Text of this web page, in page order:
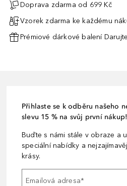
Doprava zdarma od 699 Kč
Vzorek zdarma ke každému
Prémiové dárkové balení
Přihlaste se k odběru našeho
slevu 15 % na svůj první nákup!
Buďte s námi stále v obraze a
speciální nabídky a
krásy.
Emailová adresa*